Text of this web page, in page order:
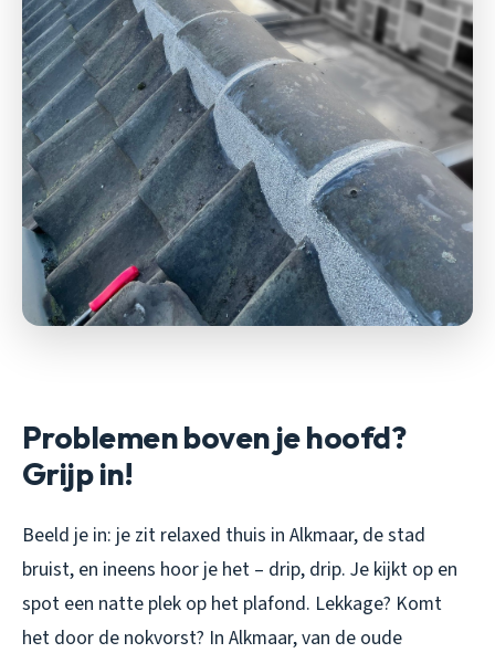
Problemen boven je hoofd?
Grijp in!
Beeld je in: je zit relaxed thuis in Alkmaar, de stad
bruist, en ineens hoor je het – drip, drip. Je kijkt op en
spot een natte plek op het plafond. Lekkage? Komt
het door de nokvorst? In Alkmaar, van de oude